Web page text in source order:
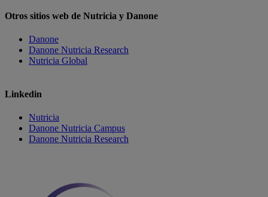
Otros sitios web de Nutricia y Danone
Danone
Danone Nutricia Research
Nutricia Global
Linkedin
Nutricia
Danone Nutricia Campus
Danone Nutricia Research